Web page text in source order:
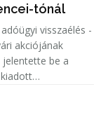
tónál
visszaélés -
akciójának
jelentette be a